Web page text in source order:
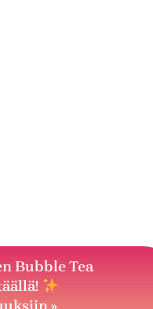
Bubble Tea